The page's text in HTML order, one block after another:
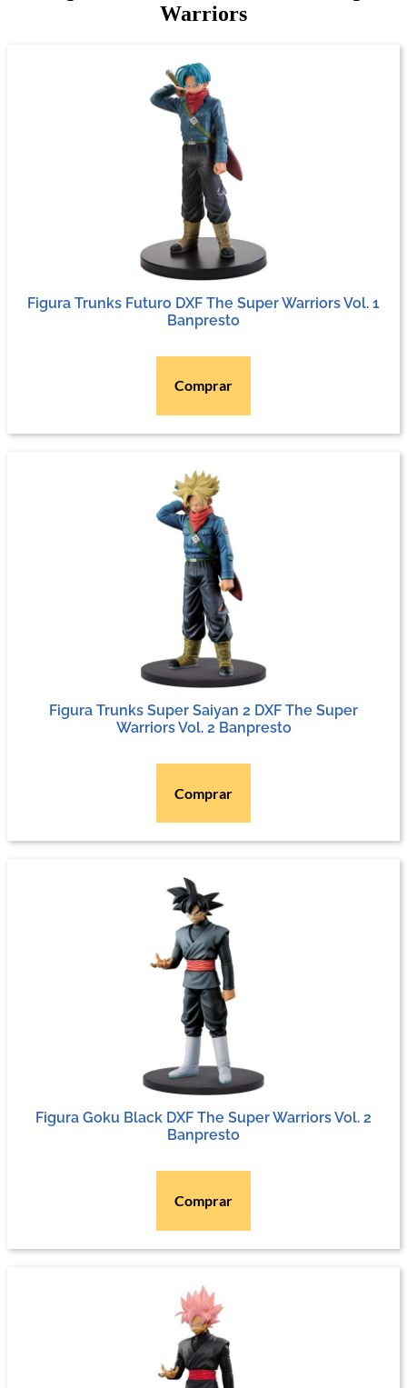
Warriors
Figura Trunks Futuro DXF The Super Warriors Vol. 1
Banpresto
Comprar
Figura Trunks Super Saiyan 2 DXF The Super
Warriors Vol. 2 Banpresto
Comprar
Figura Goku Black DXF The Super Warriors Vol. 2
Banpresto
Comprar